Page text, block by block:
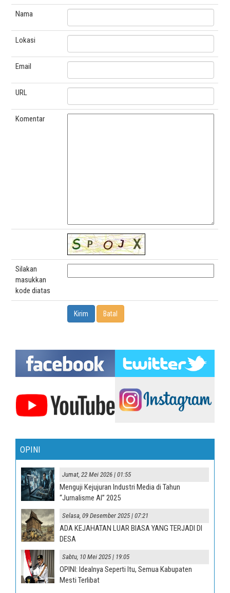
Nama
Lokasi
Email
URL
Komentar
Silakan
masukkan
kode diatas
OPINI
Jumat, 22 Mei 2026 | 01:55
Menguji Kejujuran Industri Media di Tahun
“Jurnalisme AI” 2025
Selasa, 09 Desember 2025 | 07:21
ADA KEJAHATAN LUAR BIASA YANG TERJADI DI
DESA
Sabtu, 10 Mei 2025 | 19:05
OPINI: Idealnya Seperti Itu, Semua Kabupaten
Mesti Terlibat